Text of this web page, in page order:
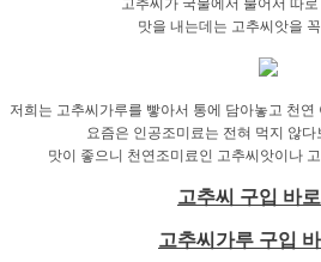
맛을 내는데는 고추씨앗을
저희는 고추씨가루를 빻아서 통에 담아놓고 천연
요즘은 인공조미료는 전혀 먹지 않
맛이 좋으니 천연조미료인 고추씨앗이나
고추씨 구입 바로
고추씨가루 구입 바